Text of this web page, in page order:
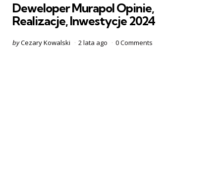
Deweloper Murapol Opinie,
Realizacje, Inwestycje 2024
Posted
byCezary Kowalski 2 lata ago 0Comments